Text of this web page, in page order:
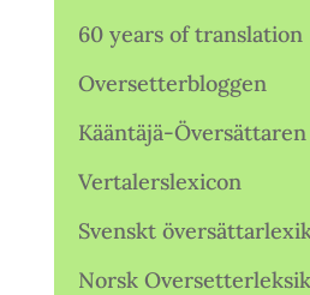
60 years of translation
Oversetterbloggen
Kääntäjä-Översättaren
Vertalerslexicon
Svenskt
Norsk